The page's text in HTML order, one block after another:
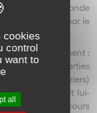
à la demande
du contrat par le
ce raisonnement :
des parties
de courriers)
franchisé s’était lui-
(au cours
cookies
control
want to
all